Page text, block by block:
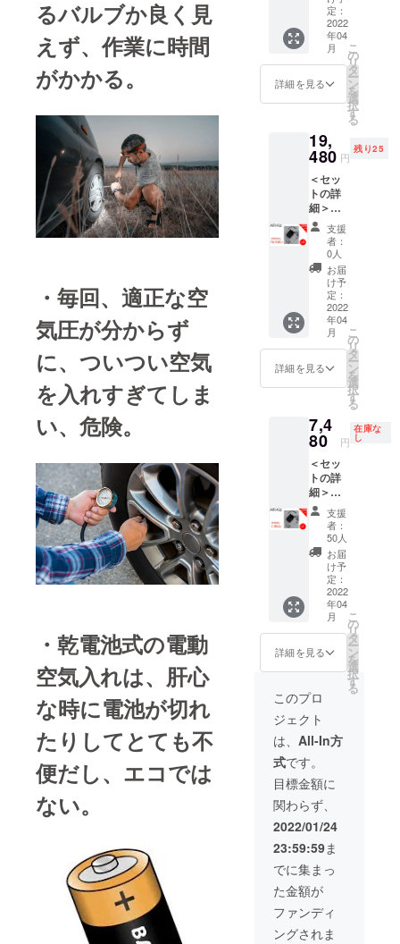
るバルブか良く見
えず、作業に時間
がかかる。
・毎回、適正な空
気圧が分からず
に、ついつい空気
を入れすぎてしま
い、危険。
・乾電池式の電動
空気入れは、肝心
な時に電池が切れ
たりしてとても不
便だし、エコでは
ない。
了承く
ださ
い。
もござ
いま
す。 ※
税込、
送料込
の価格
仕様、
デザイ
ンに関
しまし
ては一
部変更
になる
可能性
もござ
いま
す。ご
了承く
ださ
い。
チュー
ブ USB-
C充電
ケーブ
ル 収納
バッグ
日本語
※2022
年4月に
お届け
する予
定です
が、生
産、配
送状況
により
遅れる
可能性
もござ
いま
す。 ※
税込、
送料込
の価格
仕様、
デザイ
ンに関
しまし
ては一
部変更
になる
可能性
もござ
いま
す。ご
了承く
ださ
い。
定：
2022
年04
月
詳細を見る
こ
の
リ
タ
ー
ン
を
選
択
す
る
19,
480 円
残り25
＜セッ
トの詳
細＞
HOTO
AIR-Kid
本体 三
種類バ
ルブ 空
チュー
ブ USB-
C充電
ケーブ
ル 収納
バッグ
日本語
※2022
年4月に
お届け
する予
定です
が、生
産、配
送状況
により
遅れる
可能性
もござ
いま
す。 ※
税込、
送料込
の価格
※商品の
仕様、
デザイ
ンに関
しまし
ては一
部変更
になる
可能性
もござ
いま
す。ご
了承く
ださ
い。
支援
者：
0人
お届
け予
定：
2022
年04
月
詳細を見る
こ
の
リ
タ
ー
ン
を
選
択
す
る
7,4
80 円
在庫な
し
＜セッ
トの詳
細＞
HOTO
AIR-Kid
本体 三
種類バ
ルブ 空
チュー
ブ USB-
C充電
ケーブ
ル 収納
バッグ
日本語
説明書
※2022
年4月に
お届け
する予
定です
が、生
産、配
送状況
により
遅れる
可能性
もござ
いま
す。 ※
税込、
送料込
の価格
支援
者：
50人
お届
け予
定：
2022
年04
月
詳細を見る
こ
の
リ
タ
ー
ン
を
選
択
す
る
このプロ
ジェクト
は、 All-In方
式です。
目標金額に
関わらず、
2022/01/24
23:59:59ま
でに集まっ
た金額が
ファンディ
ングされま